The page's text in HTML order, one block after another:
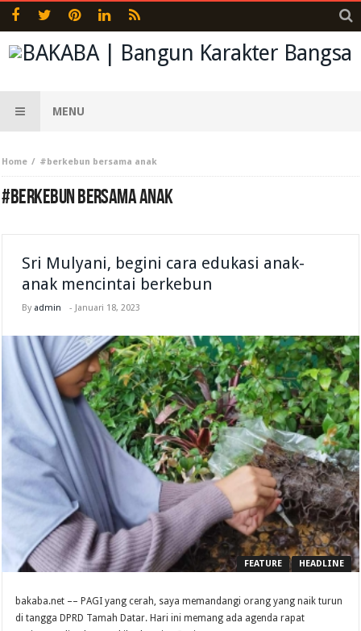
MENU
Home #berkebun bersama anak
#BERKEBUN BERSAMA ANAK
Sri Mulyani, begini cara edukasi anak-
anak mencintai berkebun
By admin - Januari 18, 2023
FEATURE HEADLINE
bakaba.net –– PAGI yang cerah, saya memandangi orang yang naik turun
di tangga DPRD Tamah Datar. Hari ini memang ada agenda rapat